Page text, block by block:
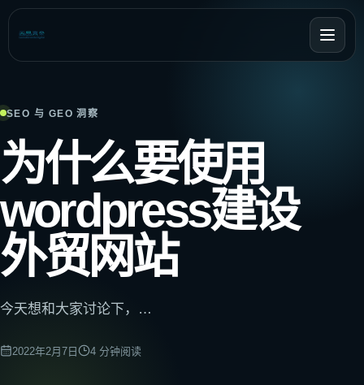
SEO 与 GEO 洞察
为什么要使用
wordpress建设
外贸网站
今天想和大家讨论下，…
2022年2月7日 4 分钟阅读